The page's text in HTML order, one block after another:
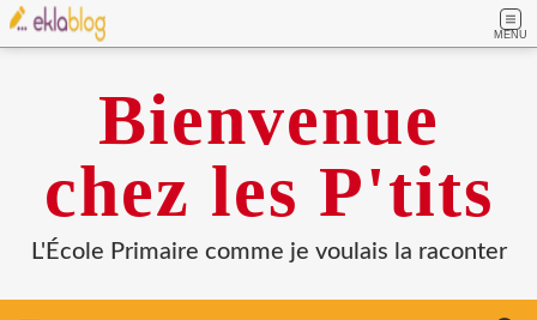
MENU
Bienvenue
chez les P'tits
L'École Primaire comme je voulais la raconter